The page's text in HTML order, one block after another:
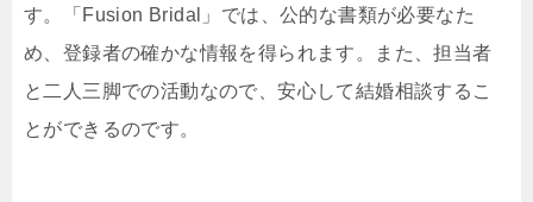
す。「Fusion Bridal」では、公的な書類が必要なた
め、登録者の確かな情報を得られます。また、担当者
と二人三脚での活動なので、安心して結婚相談するこ
とができるのです。